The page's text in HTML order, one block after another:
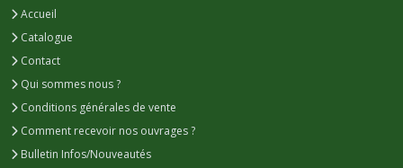
Accueil
Catalogue
Contact
Qui sommes nous ?
Conditions générales de vente
Comment recevoir nos ouvrages ?
Bulletin Infos/Nouveautés